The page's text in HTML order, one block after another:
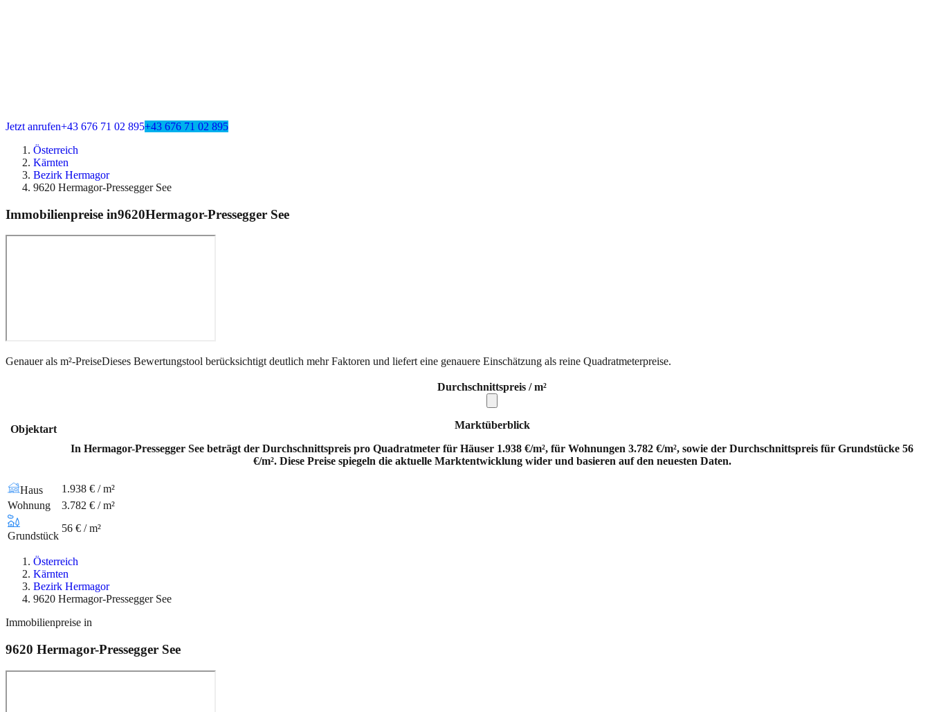
Jetzt anrufen+43 676 71 02 895+43 676 71 02 895
Österreich
Kärnten
Bezirk Hermagor
9620 Hermagor-Pressegger See
Immobilienpreise in9620Hermagor-Pressegger See
Genauer als m²-PreiseDieses Bewertungstool berücksichtigt deutlich mehr Faktoren und liefert eine genauere Einschätzung als reine Quadratmeterpreise.
Objektart
Durchschnittspreis / m²
Marktüberblick
In Hermagor-Pressegger See beträgt der Durchschnittspreis pro Quadratmeter für Häuser 1.938 €/m², für Wohnungen 3.782 €/m², sowie der Durchschnittspreis für Grundstücke 56
€/m². Diese Preise spiegeln die aktuelle Marktentwicklung wider und basieren auf den neuesten Daten.
Haus
1.938 € / m²
Wohnung
3.782 € / m²
Grundstück
56 € / m²
Österreich
Kärnten
Bezirk Hermagor
9620 Hermagor-Pressegger See
Immobilienpreise in
9620 Hermagor-Pressegger See